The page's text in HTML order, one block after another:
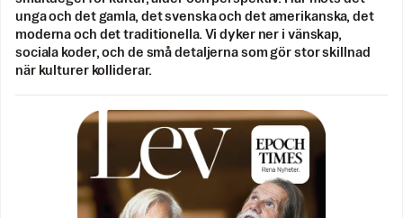
unga och det gamla, det svenska och det amerikanska, det
moderna och det traditionella. Vi dyker ner i vänskap,
sociala koder, och de små detaljerna som gör stor skillnad
när kulturer kolliderar.